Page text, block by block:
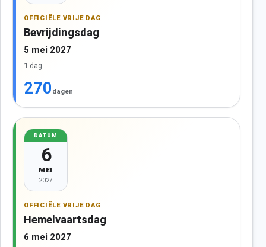
OFFICIËLE VRIJE DAG
Bevrijdingsdag
5 mei 2027
1 dag
270 dagen
DATUM
6
MEI
2027
OFFICIËLE VRIJE DAG
Hemelvaartsdag
6 mei 2027